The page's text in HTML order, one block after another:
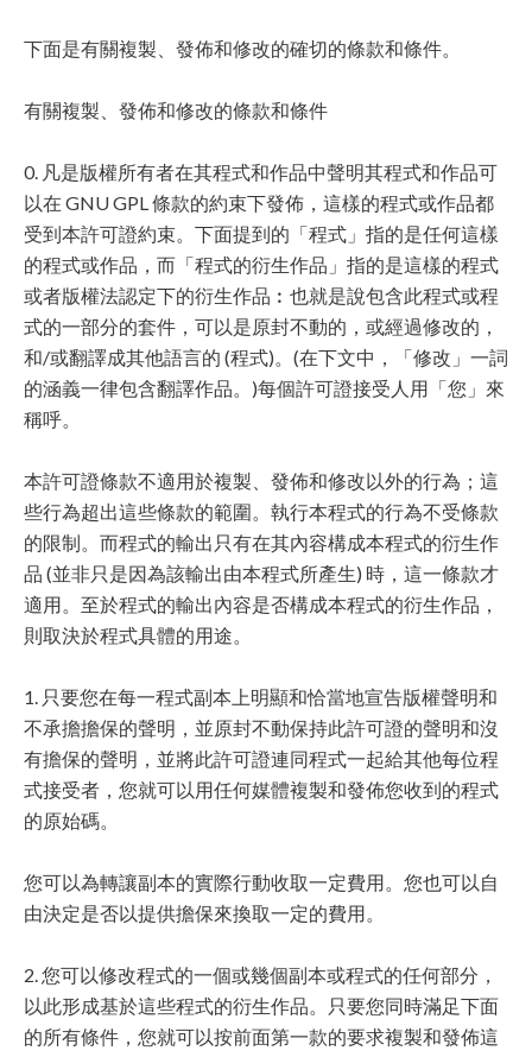
下面是有關複製、發佈和修改的確切的條款和條件。
有關複製、發佈和修改的條款和條件
0. 凡是版權所有者在其程式和作品中聲明其程式和作品可
以在 GNU GPL 條款的約束下發佈，這樣的程式或作品都
受到本許可證約束。下面提到的「程式」指的是任何這樣
的程式或作品，而「程式的衍生作品」指的是這樣的程式
或者版權法認定下的衍生作品︰也就是說包含此程式或程
式的一部分的套件，可以是原封不動的，或經過修改的，
和/或翻譯成其他語言的 (程式)。(在下文中，「修改」一詞
的涵義一律包含翻譯作品。)每個許可證接受人用「您」來
稱呼。
本許可證條款不適用於複製、發佈和修改以外的行為；這
些行為超出這些條款的範圍。執行本程式的行為不受條款
的限制。而程式的輸出只有在其內容構成本程式的衍生作
品 (並非只是因為該輸出由本程式所產生) 時，這一條款才
適用。至於程式的輸出內容是否構成本程式的衍生作品，
則取決於程式具體的用途。
1. 只要您在每一程式副本上明顯和恰當地宣告版權聲明和
不承擔擔保的聲明，並原封不動保持此許可證的聲明和沒
有擔保的聲明，並將此許可證連同程式一起給其他每位程
式接受者，您就可以用任何媒體複製和發佈您收到的程式
的原始碼。
您可以為轉讓副本的實際行動收取一定費用。您也可以自
由決定是否以提供擔保來換取一定的費用。
2. 您可以修改程式的一個或幾個副本或程式的任何部分，
以此形成基於這些程式的衍生作品。只要您同時滿足下面
的所有條件，您就可以按前面第一款的要求複製和發佈這